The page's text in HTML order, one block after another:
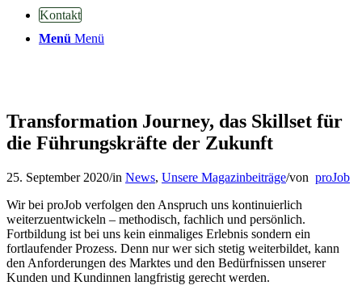
Kontakt
Menü Menü
Transformation Journey, das Skillset für
die Führungskräfte der Zukunft
25. September 2020/in News, Unsere Magazinbeiträge/von proJob
Wir bei proJob verfolgen den Anspruch uns kontinuierlich
weiterzuentwickeln – methodisch, fachlich und persönlich.
Fortbildung ist bei uns kein einmaliges Erlebnis sondern ein
fortlaufender Prozess. Denn nur wer sich stetig weiterbildet, kann
den Anforderungen des Marktes und den Bedürfnissen unserer
Kunden und Kundinnen langfristig gerecht werden.